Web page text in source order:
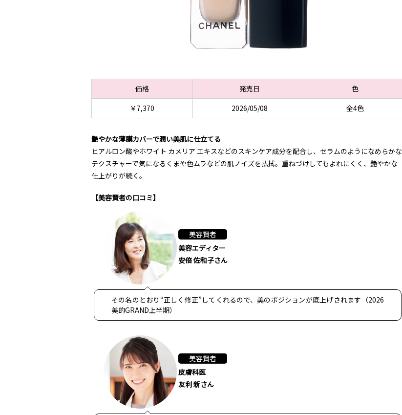
価格 発売日
色
￥7,370
2026/05/08 全4色
艶やかな薄膜カバーで潤い美肌に仕立てる
ヒアルロン酸やホワイト カメリア エキスなどのスキンケア成分を配合し、セラムのようになめらかな
テクスチャーで気になるくまや色ムラなどの肌ノイズを払拭。重ねづけしてもよれにくく、艶やかな
仕上がりが続く。
【美容賢者の口コミ】
美容賢者
美容エディター
安倍 佐和子さん
その名のとおり“正しく修正”してくれるので、美のポジションが底上げされます（2026
美的GRAND上半期）
美容賢者
皮膚科医
友利 新さん